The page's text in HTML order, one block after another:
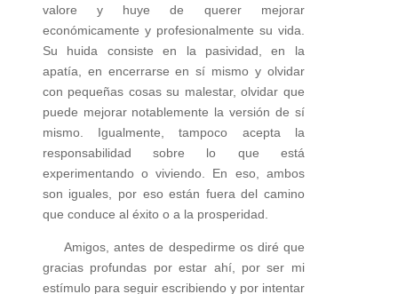
valore y huye de querer mejorar
económicamente y profesionalmente su vida.
Su huida consiste en la pasividad, en la
apatía, en encerrarse en sí mismo y olvidar
con pequeñas cosas su malestar, olvidar que
puede mejorar notablemente la versión de sí
mismo. Igualmente, tampoco acepta la
responsabilidad sobre lo que está
experimentando o viviendo. En eso, ambos
son iguales, por eso están fuera del camino
que conduce al éxito o a la prosperidad.
Amigos, antes de despedirme os diré que
gracias profundas por estar ahí, por ser mi
estímulo para seguir escribiendo y por intentar